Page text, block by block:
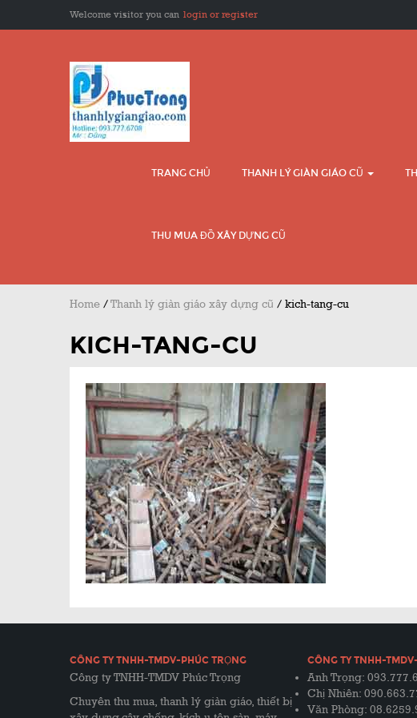
Welcome visitor you can login or register
TRANG CHỦ THANH LÝ GIÀN GIÁO CŨ
THU MUA ĐỒ XÂY DỰNG CŨ
Home /Thanh lý giàn giáo xây dựng cũ / kich-tang-cu
KICH-TANG-CU
CÔNG TY TNHH-TMDV-PHÚC TRỌNG
Công ty TNHH-TMDV Phúc Trọng
Chuyên thu mua, thanh lý giàn giáo, thiết bị
CÔNG TY TNHH-
Anh Trọng:
Chị Nhiên:
Văn Phòng: